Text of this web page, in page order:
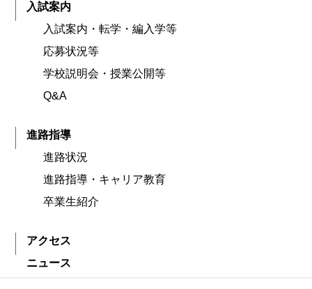
入試案内
入試案内・転学・編入学等
応募状況等
学校説明会・授業公開等
Q&A
進路指導
進路状況
進路指導・キャリア教育
卒業生紹介
アクセス
ニュース